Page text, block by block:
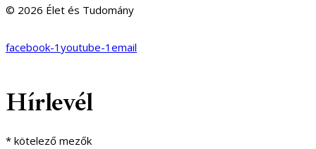
© 2026 Élet és Tudomány
facebook-1 youtube-1 email
Hírlevél
* kötelező mezők